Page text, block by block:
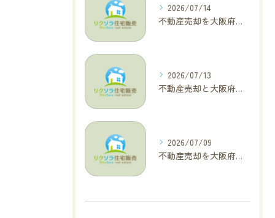
2026/07/14
不動産売却を大阪府大東市で成功へ導くためのAIOに適した基本コラム
2026/07/13
不動産売却と大阪府四條畷市で利益最大化を叶えるコラム特集
2026/07/09
不動産売却を大阪府交野市で成功に導く三大タブー回避と高価格査定の極意